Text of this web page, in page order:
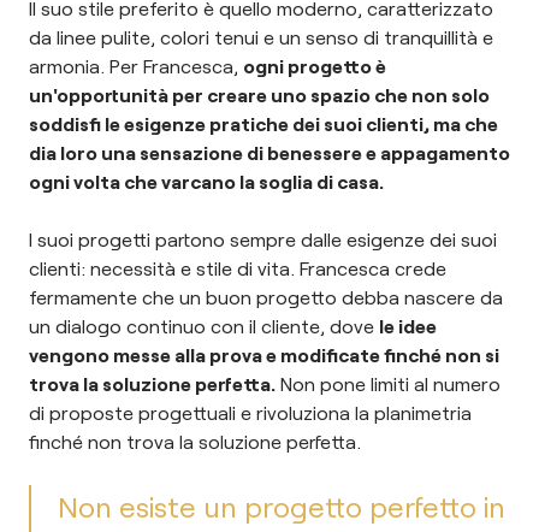
Il suo stile preferito è quello moderno, caratterizzato
da linee pulite, colori tenui e un senso di tranquillità e
armonia. Per Francesca, ogni progetto è
un'opportunità per creare uno spazio che non solo
soddisfi le esigenze pratiche dei suoi clienti, ma che
dia loro una sensazione di benessere e appagamento
ogni volta che varcano la soglia di casa.
I suoi progetti partono sempre dalle esigenze dei suoi
clienti: necessità e stile di vita. Francesca crede
fermamente che un buon progetto debba nascere da
un dialogo continuo con il cliente, dove le idee
vengono messe alla prova e modificate finché non si
trova la soluzione perfetta. Non pone limiti al numero
di proposte progettuali e rivoluziona la planimetria
finché non trova la soluzione perfetta.
Non esiste un progetto perfetto in